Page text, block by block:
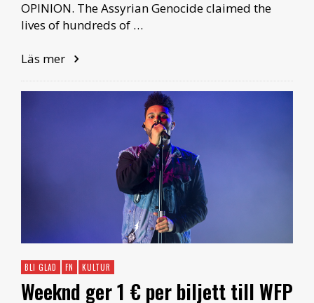
OPINION. The Assyrian Genocide claimed the
lives of hundreds of …
Läs mer
BLI GLAD FN KULTUR
Weeknd ger 1 € per biljett till WFP